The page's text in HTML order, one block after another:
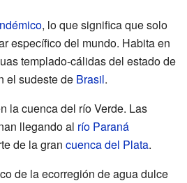
, lo que significa que solo
específico del mundo. Habita en
templado-cálidas del estado de
el sudeste de Brasil.
la cuenca del río Verde. Las
llegando al río Paraná
de la gran cuenca del Plata.
de la ecorregión de agua dulce